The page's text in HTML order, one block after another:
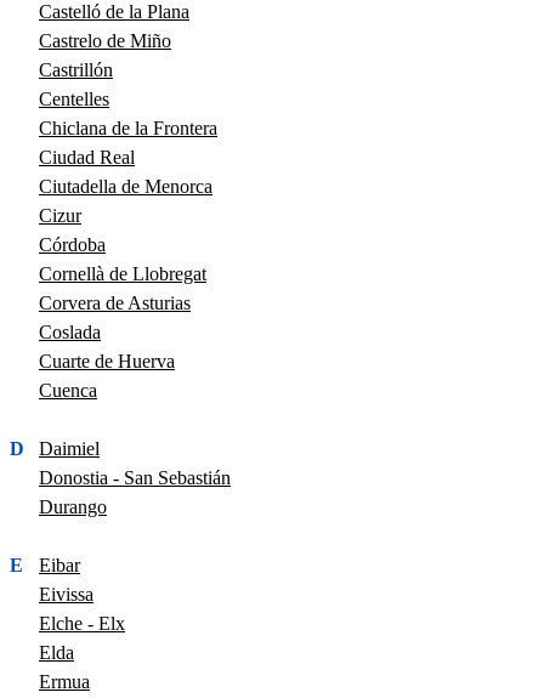
Castelló de la Plana
Castrelo de Miño
Castrillón
Centelles
Chiclana de la Frontera
Ciudad Real
Ciutadella de Menorca
Cizur
Córdoba
Cornellà de Llobregat
Corvera de Asturias
Coslada
Cuarte de Huerva
Cuenca
D
Daimiel
Donostia - San Sebastián
Durango
E
Eibar
Eivissa
Elche - Elx
Elda
Ermua